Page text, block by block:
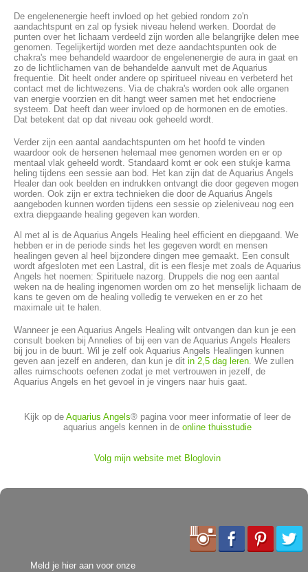
De engelenenergie heeft invloed op het gebied rondom zo'n
aandachtspunt en zal op fysiek niveau helend werken. Doordat de
punten over het lichaam verdeeld zijn worden alle belangrijke delen mee
genomen. Tegelijkertijd worden met deze aandachtspunten ook de
chakra's mee behandeld waardoor de engelenenergie de aura in gaat en
zo de lichtlichamen van de behandelde aanvult met de Aquarius
frequentie. Dit heelt onder andere op spiritueel niveau en verbeterd het
contact met de lichtwezens. Via de chakra's worden ook alle organen
van energie voorzien en dit hangt weer samen met het endocriene
systeem. Dat heeft dan weer invloed op de hormonen en de emoties.
Dat betekent dat op dat niveau ook geheeld wordt.
Verder zijn een aantal aandachtspunten om het hoofd te vinden
waardoor ook de hersenen helemaal mee genomen worden en er op
mentaal vlak geheeld wordt. Standaard komt er ook een stukje karma
heling tijdens een sessie aan bod. Het kan zijn dat de Aquarius Angels
Healer dan ook beelden en indrukken ontvangt die door gegeven mogen
worden. Ook zijn er extra technieken die door de Aquarius Angels
aangeboden kunnen worden tijdens een sessie op zieleniveau nog een
extra diepgaande healing gegeven kan worden.
Al met al is de Aquarius Angels Healing heel efficient en diepgaand. We
hebben er in de periode sinds het les gegeven wordt en mensen
healingen geven al heel bijzondere dingen mee gemaakt. Een consult
wordt afgesloten met een Lastral, dit is een flesje met zoals de Aquarius
Angels het noemen: Spirituele nazorg. Druppels die nog een aantal
weken na de healing ingenomen worden om zo het menselijk lichaam de
kans te geven om de healing volledig te verweken en er zo het
maximale uit te halen.
Wanneer je een Aquarius Angels Healing wilt ontvangen dan kun je een
consult boeken bij Annelies of bij een van de Aquarius Angels Healers
bij jou in de buurt. Wil je zelf ook Aquarius Angels Healingen kunnen
geven aan jezelf en anderen, dan kun je dit in 2,5 dag leren. We zullen
alles ruimschoots oefenen zodat je met vertrouwen in jezelf, de
Aquarius Angels en het gevoel in je vingers naar huis gaat.
Kijk op de Aquarius Angels® pagina voor meer informatie of leer de
aquarius angels kennen in de online thuisstudie
Volg mijn website met Bloglovin
Meld je hier aan voor onze